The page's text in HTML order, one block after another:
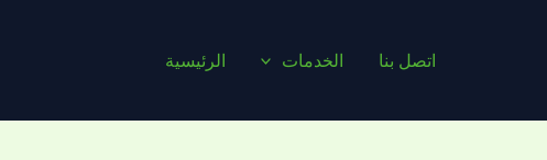
اتصل بنا الخدمات الرئيسية